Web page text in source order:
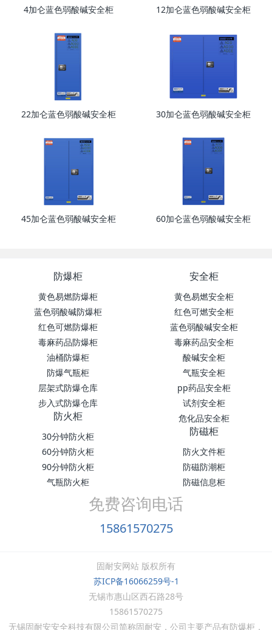
4加仑蓝色弱酸碱安全柜 12加仑蓝色弱酸碱安全柜
​22加仑蓝色弱酸碱安全柜 30加仑蓝色弱酸碱安全柜
45加仑蓝色弱酸碱安全柜 60加仑蓝色弱酸碱安全柜
防爆柜
黄色易燃防爆柜
蓝色弱酸碱防爆柜
红色可燃防爆柜
毒麻药品防爆柜
油桶防爆柜
防爆气瓶柜
层架式防爆仓库
步入式防爆仓库
安全柜
黄色易燃安全柜
红色可燃安全柜
蓝色弱酸碱安全柜
毒麻药品安全柜
酸碱安全柜
气瓶安全柜
pp药品安全柜
试剂安全柜
危化品安全柜
防火柜
30分钟防火柜
60分钟防火柜
90分钟防火柜
气瓶防火柜
防磁柜
防火文件柜
防磁防潮柜
防磁信息柜
免费咨询电话
15861570275
固耐安网站 版权所有
苏ICP备16066259号-1
无锡市惠山区西石路28号
15861570275
无锡固耐安安全科技有限公司简称固耐安，公司主要产品有防爆柜，